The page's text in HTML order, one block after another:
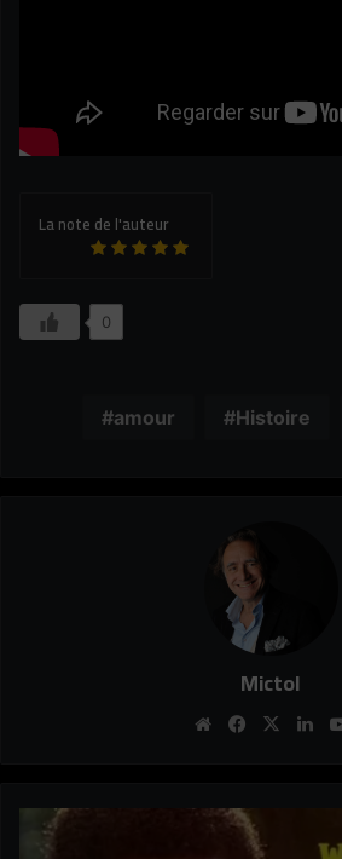
La note de l'auteur
0
amour Histoire
Mictol
WebsiteFacebook
X
Chanson